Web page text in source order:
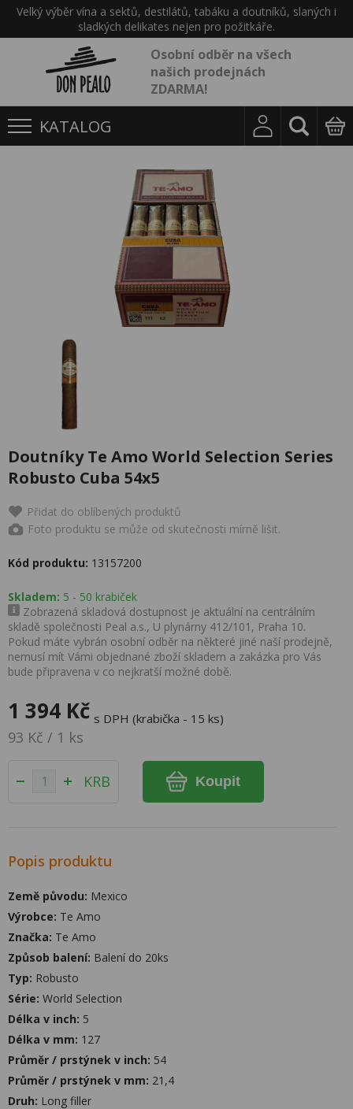
Velký výběr vína a sektů, destilátů, tabáku a doutníků, slaných i
sladkých delikates nejen pro požitkáře.
Osobní odběr na všech
našich prodejnách
ZDARMA!
KATALOG
Doutníky Te Amo World Selection Series
Robusto Cuba 54x5
Přidat do oblíbených produktů
Foto produktu se může od skutečnosti mírně lišit.
Kód produktu: 13157200
Skladem: 5 - 50 krabiček
Zobrazená skladová dostupnost je aktuální na centrálním
skladě společnosti Peal a.s., U plynárny 412/101, Praha 10.
Pokud máte vybrán osobní odběr na některé jiné naší prodejně,
nemusí mít Vámi objednané zboží skladem a zakázka pro Vás
bude připravena v co nejkratší možné době.
1 394 Kč s DPH (krabička - 15 ks)
93 Kč / 1 ks
KRB Koupit
Popis produktu
Země původu: Mexico
Výrobce: Te Amo
Značka: Te Amo
Způsob balení: Balení do 20ks
Typ: Robusto
Série: World Selection
Délka v inch: 5
Délka v mm: 127
Průměr / prstýnek v inch: 54
Průměr / prstýnek v mm: 21,4
Druh: Long filler